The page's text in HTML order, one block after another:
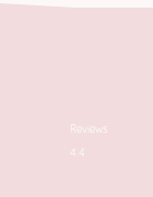
Reviews